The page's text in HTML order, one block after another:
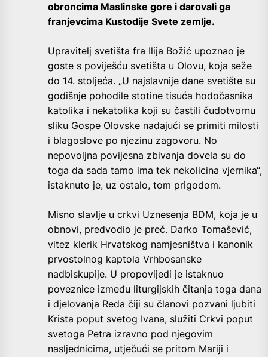
obroncima Maslinske gore i darovali ga
franjevcima Kustodije Svete zemlje.
Upravitelj svetišta fra Ilija Božić upoznao je
goste s poviješću svetišta u Olovu, koja seže
do 14. stoljeća. „U najslavnije dane svetište su
godišnje pohodile stotine tisuća hodočasnika
katolika i nekatolika koji su častili čudotvornu
sliku Gospe Olovske nadajući se primiti milosti
i blagoslove po njezinu zagovoru. No
nepovoljna povijesna zbivanja dovela su do
toga da sada tamo ima tek nekolicina vjernika“,
istaknuto je, uz ostalo, tom prigodom.
Misno slavlje u crkvi Uznesenja BDM, koja je u
obnovi, predvodio je preč. Darko Tomašević,
vitez klerik Hrvatskog namjesništva i kanonik
prvostolnog kaptola Vrhbosanske
nadbiskupije. U propovijedi je istaknuo
poveznice između liturgijskih čitanja toga dana
i djelovanja Reda čiji su članovi pozvani ljubiti
Krista poput svetog Ivana, služiti Crkvi poput
svetoga Petra izravno pod njegovim
nasljednicima, utječući se pritom Mariji i